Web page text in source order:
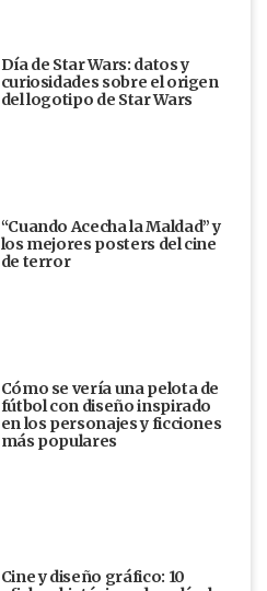
Día de Star Wars: datos y
curiosidades sobre el origen
del logotipo de Star Wars
“Cuando Acecha la Maldad” y
los mejores posters del cine
de terror
Cómo se vería una pelota de
fútbol con diseño inspirado
en los personajes y ficciones
más populares
Cine y diseño gráfico: 10